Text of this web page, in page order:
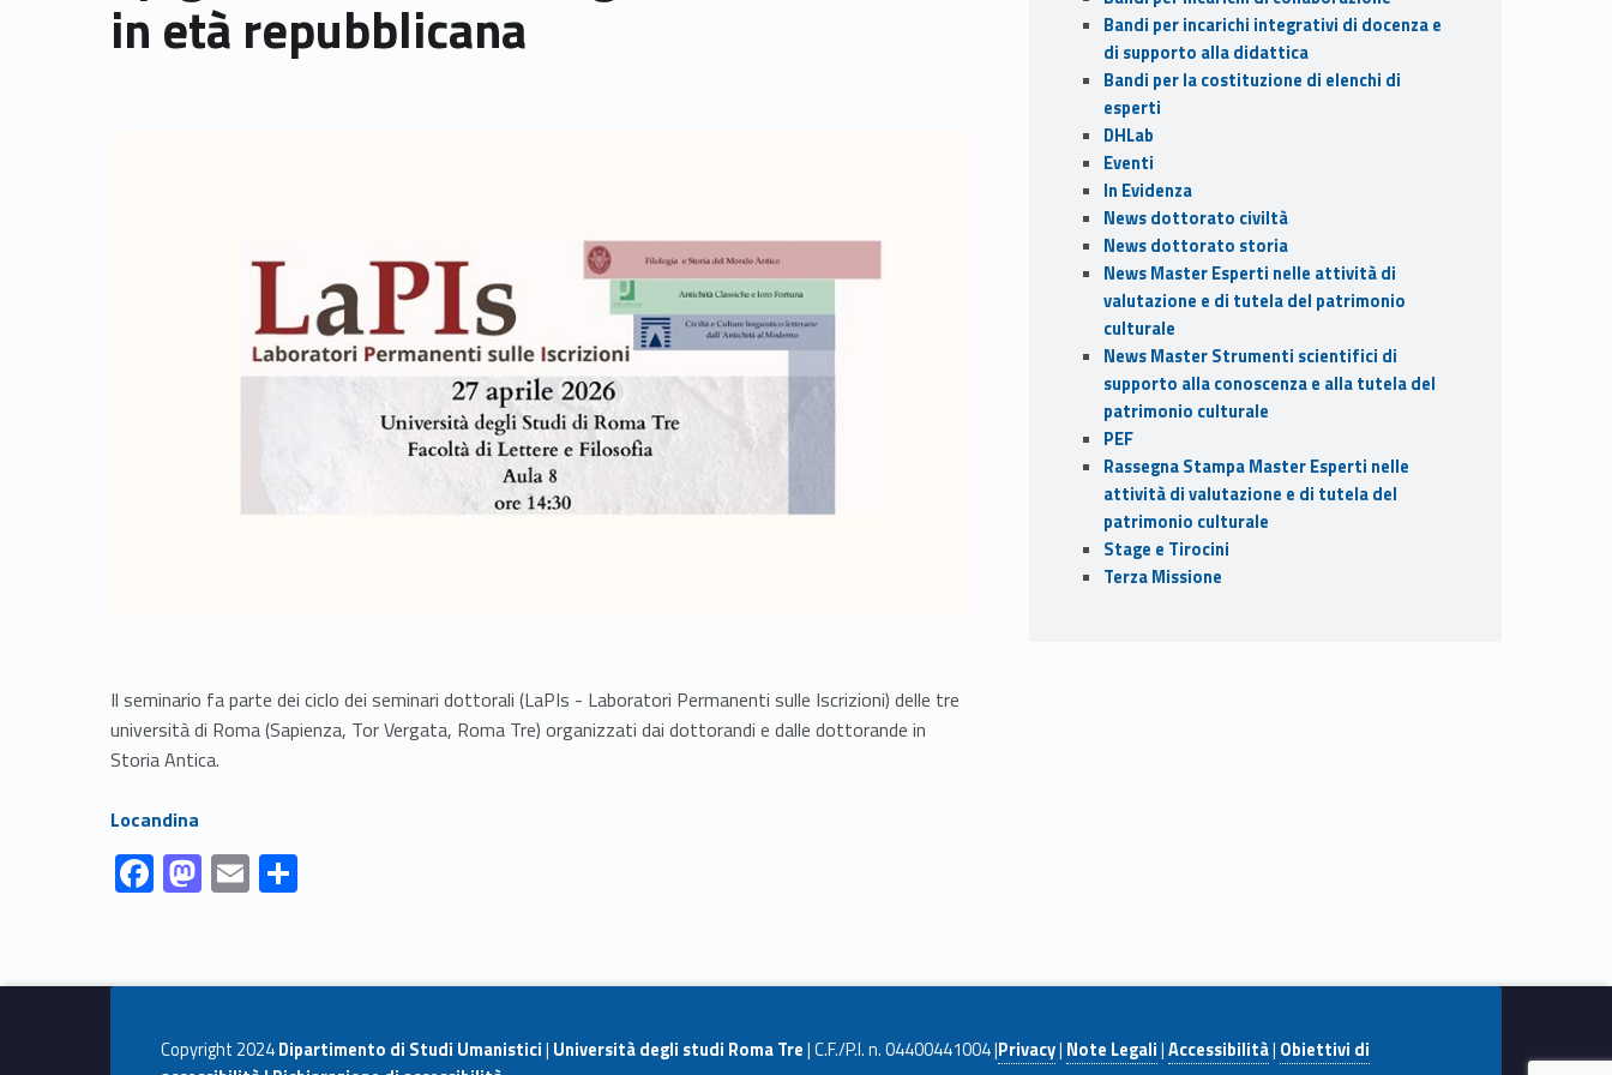
in età repubblicana
Il seminario fa parte dei ciclo dei seminari dottorali (LaPIs - Laboratori Permanenti sulle Iscrizioni) delle tre
università di Roma (Sapienza, Tor Vergata, Roma Tre) organizzati dai dottorandi e dalle dottorande in
Storia Antica.
Link identifier #identifier__125764-1Locandina
Link identifier #identifier__25276-1
F
ac
b
o
Link identifier #identifier__29709-2 M
as
d
o
Link identifier #identifier__98448-3 E
m
l
Link identifier #identifier__62333-4
di
Bandi per incarichi integrativi di docenza e
di supporto alla didattica
Bandi per la costituzione di elenchi di
esperti
DHLab
Eventi
In Evidenza
News dottorato civiltà
News dottorato storia
News Master Esperti nelle attività di
valutazione e di tutela del patrimonio
culturale
News Master Strumenti scientifici di
supporto alla conoscenza e alla tutela del
patrimonio culturale
PEF
Rassegna Stampa Master Esperti nelle
attività di valutazione e di tutela del
patrimonio culturale
Stage e Tirocini
Terza Missione
Copyright 2024Dipartimento di Studi Umanistici| Università degli studi Roma Tre| C.F./P.I. n. 04400441004 |Privacy| Note Legali|Accessibilità| Obiettivi di